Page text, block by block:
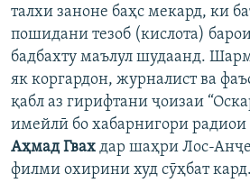
талхи заноне баҳс мекард, ки
пошидани тезоб (кислота)
бадбахту маълул шудаанд.
як коргардон, журналист ва
қабл аз гирифтани ҷоизаи
имейлӣ бо хабарнигори радиои
Аҳмад Гвах дар шаҳри Лос-
филми охирини худ сӯҳбат